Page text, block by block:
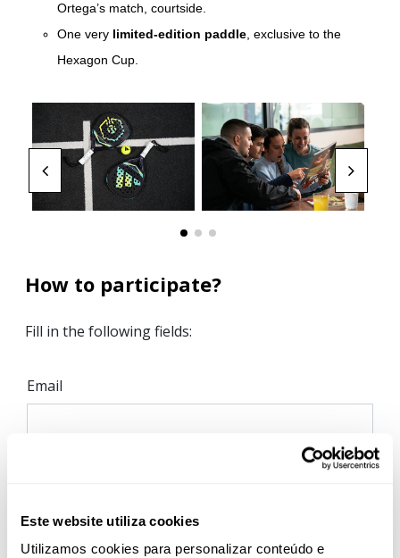
Este website utiliza cookies
Utilizamos cookies para personalizar conteúdo e
Ortega’s match, courtside.
One very limited-edition paddle, exclusive to the
Hexagon Cup.